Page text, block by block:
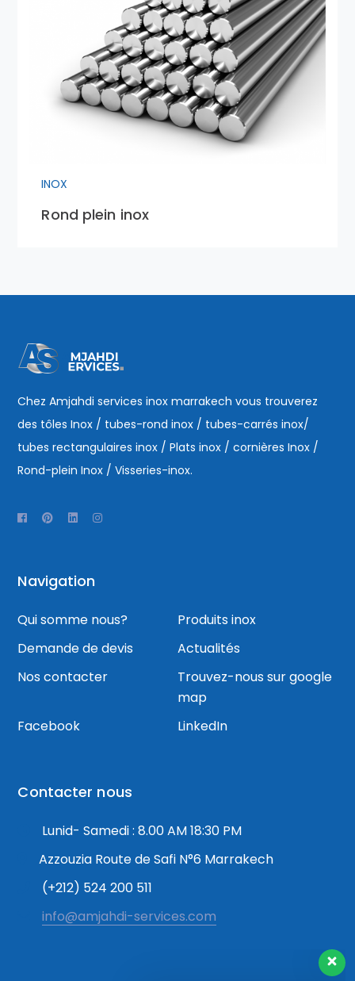
INOX
Rond plein inox
Chez Amjahdi services inox marrakech vous trouverez
des tôles Inox / tubes-rond inox / tubes-carrés inox/
tubes rectangulaires inox / Plats inox / cornières Inox /
Rond-plein Inox / Visseries-inox.
Navigation
Qui somme nous?
Produits inox
Demande de devis
Actualités
Nos contacter
Trouvez-nous sur google
map
Facebook
LinkedIn
Contacter nous
Lunid- Samedi : 8.00 AM 18:30 PM
Azzouzia Route de Safi N°6 Marrakech
(+212) 524 200 511
info@amjahdi-services.com
là pour répondre à vos questions.
Comment puis-je vous aider?